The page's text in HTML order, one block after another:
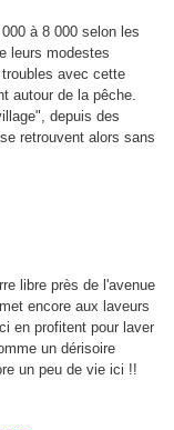
à 8 000 selon les
leurs modestes
avec cette
autour de la pêche.
depuis des
retrouvent alors sans
libre près de l'avenue
encore aux laveurs
en profitent pour laver
un dérisoire
un peu de vie ici !!